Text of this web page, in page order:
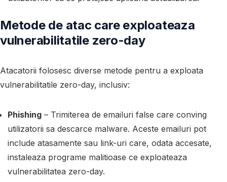
Metode de atac care exploateaza
vulnerabilitatile zero-day
Atacatorii folosesc diverse metode pentru a exploata
vulnerabilitatile zero-day, inclusiv:
Phishing – Trimiterea de emailuri false care conving
utilizatorii sa descarce malware. Aceste emailuri pot
include atasamente sau link-uri care, odata accesate,
instaleaza programe malitioase ce exploateaza
vulnerabilitatea zero-day.